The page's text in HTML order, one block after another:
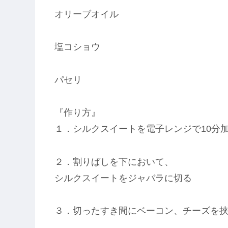
オリーブオイル
塩コショウ
パセリ
『作り方』
１．シルクスイートを電子レンジで10分
２．割りばしを下において、
シルクスイートをジャバラに切る
３．切ったすき間にベーコン、チーズを